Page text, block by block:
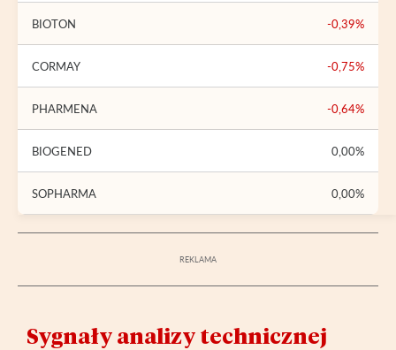
BIOTON -0,39%
CORMAY -0,75%
PHARMENA -0,64%
BIOGENED 0,00%
SOPHARMA 0,00%
Sygnały analizy technicznej